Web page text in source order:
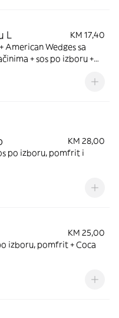
L
KM 17,40
American Wedges sa
+ sos po izboru +
KM 28,00
po izboru, pomfrit i
KM 25,00
izboru, pomfrit + Coca